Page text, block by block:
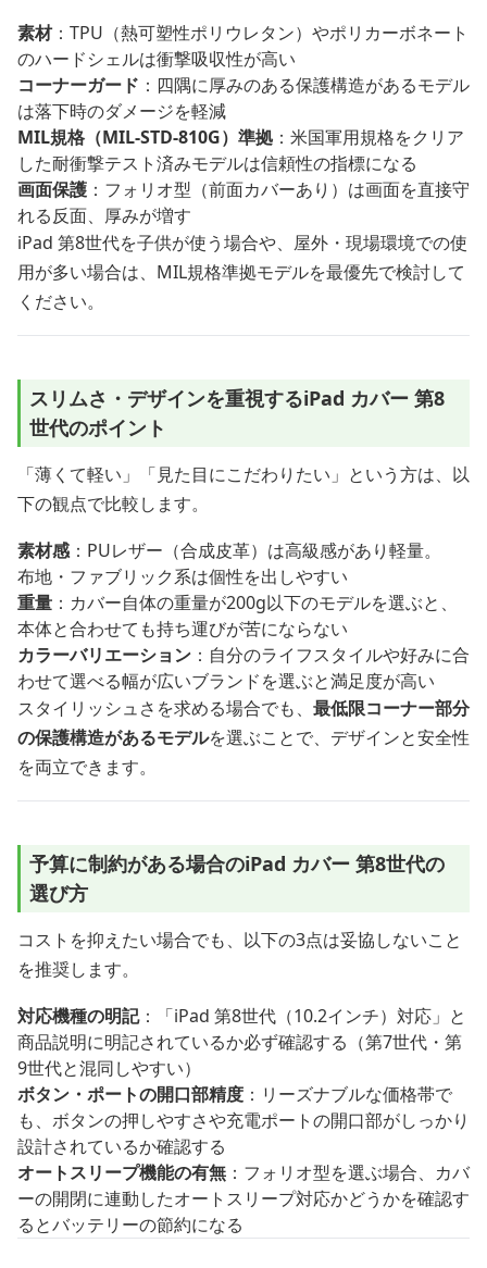
素材：TPU（熱可塑性ポリウレタン）やポリカーボネート
のハードシェルは衝撃吸収性が高い
コーナーガード ：四隅に厚みのある保護構造があるモデル
は落下時のダメージを軽減
MIL規格（MIL-STD-810G）準拠 ：米国軍用規格をクリア
した耐衝撃テスト済みモデルは信頼性の指標になる
画面保護 ：フォリオ型（前面カバーあり）は画面を直接守
れる反面、厚みが増す
iPad 第8世代を子供が使う場合や、屋外・現場環境での使
用が多い場合は、MIL規格準拠モデルを最優先で検討して
ください。
スリムさ・デザインを重視するiPad カバー 第8
世代のポイント
「薄くて軽い」「見た目にこだわりたい」という方は、以
下の観点で比較します。
素材感：PUレザー（合成皮革）は高級感があり軽量。
布地・ファブリック系は個性を出しやすい
重量 ：カバー自体の重量が200g以下のモデルを選ぶと、
本体と合わせても持ち運びが苦にならない
カラーバリエーション ：自分のライフスタイルや好みに合
わせて選べる幅が広いブランドを選ぶと満足度が高い
スタイリッシュさを求める場合でも、 最低限コーナー部分
の保護構造があるモデルを選ぶことで、デザインと安全性
を両立できます。
予算に制約がある場合のiPad カバー 第8世代の
選び方
コストを抑えたい場合でも、以下の3点は妥協しないこと
を推奨します。
対応機種の明記：「iPad 第8世代（10.2インチ）対応」と
商品説明に明記されているか必ず確認する（第7世代・第
9世代と混同しやすい）
ボタン・ポートの開口部精度 ：リーズナブルな価格帯で
も、ボタンの押しやすさや充電ポートの開口部がしっかり
設計されているか確認する
オートスリープ機能の有無 ：フォリオ型を選ぶ場合、カバ
ーの開閉に連動したオートスリープ対応かどうかを確認す
るとバッテリーの節約になる